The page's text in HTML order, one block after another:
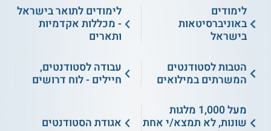
לימודים
באוניברסיטאות
בישראל
לימודים לתואר בישראל
- מכללות אקדמיות
ותארים
הטבות לסטודנטים
המשרתים במילואים
עבודה לסטודנטים,
חיילים - לוח דרושים
מעל 1,000 מלגות
שונות, לא תמצא/י אחת
אגודת הסטודנטים